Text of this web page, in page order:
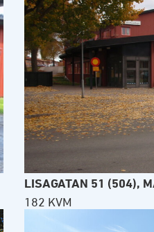
LISAGATAN 51 (504),
182 KVM